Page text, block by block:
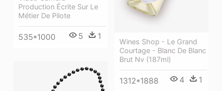
Production Écrite Sur Le
Métier De Pilote
535*1000 5 1
Wines Shop - Le Grand
Courtage - Blanc De Blanc
Brut Nv (187ml)
1312*1888 4 1